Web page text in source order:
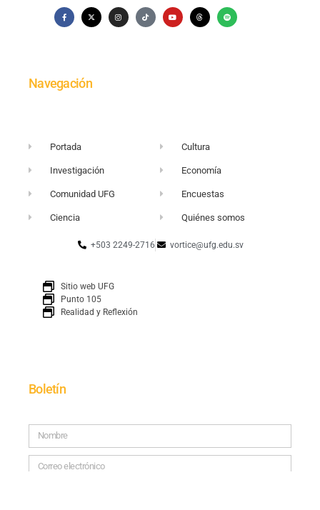
Navegación
Portada
Investigación
Comunidad UFG
Ciencia
Cultura
Economía
Encuestas
Quiénes somos
+503 2249-2716 vortice@ufg.edu.sv
Sitio web UFG
Punto 105
Realidad y Reflexión
Boletín